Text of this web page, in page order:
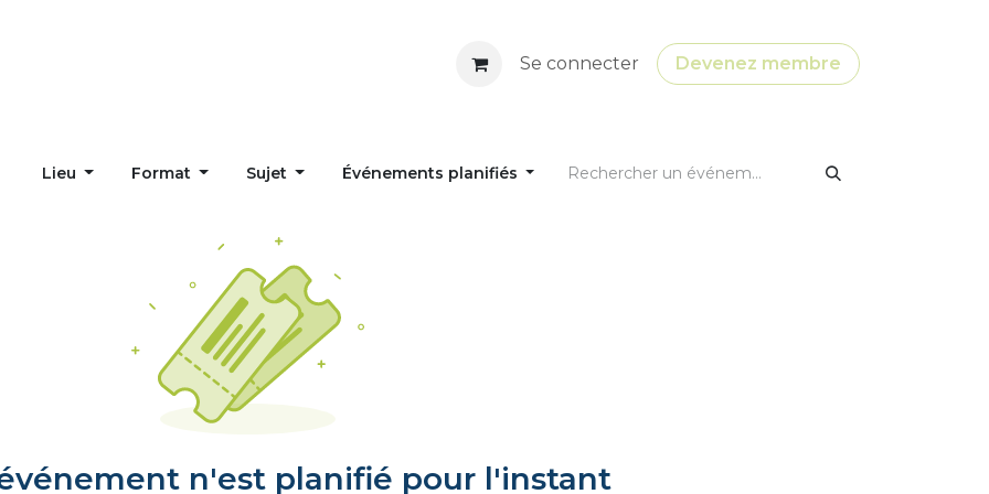
Se connecter Devenez membre
Lieu Format Sujet Événements planifiés
n'est planifié pour l'instant